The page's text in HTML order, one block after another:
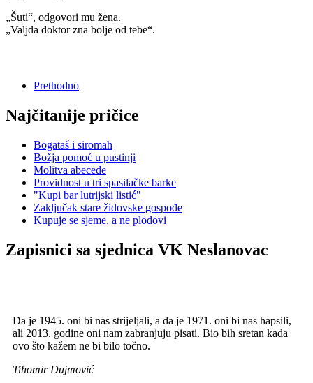
„Šuti“, odgovori mu žena.
„Valjda doktor zna bolje od tebe“.
Prethodno
Najčitanije pričice
Bogataš i siromah
Božja pomoć u pustinji
Molitva abecede
Providnost u tri spasilačke barke
"Kupi bar lutrijski listić"
Zaključak stare židovske gospođe
Kupuje se sjeme, a ne plodovi
Zapisnici sa sjednica VK Neslanovac
Da je 1945. oni bi nas strijeljali, a da je 1971. oni bi nas hapsili,
ali 2013. godine oni nam zabranjuju pisati. Bio bih sretan kada
ovo što kažem ne bi bilo točno.
Tihomir Dujmović